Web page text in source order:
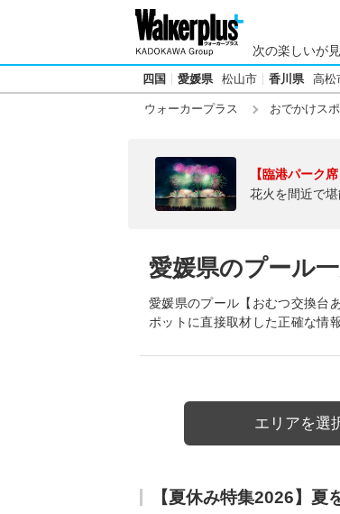
次の楽しいが見
四国 愛媛県 松山市 香川県 高松
ウォーカープラス おでかけス
【臨港パーク
花火を間近で
愛媛県のプール
愛媛県のプール【おむつ交換台
ポットに直接取材した正確な情
エリアを選
【夏休み特集2026】